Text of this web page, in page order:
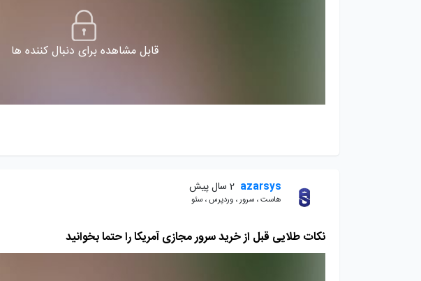
قابل مشاهده برای دنبال کننده ها
azarsys 2 سال پیش
هاست ، سرور ، وردپرس ، سئو
نکات طلایی قبل از خرید سرور مجازی آمریکا را حتما بخوانید